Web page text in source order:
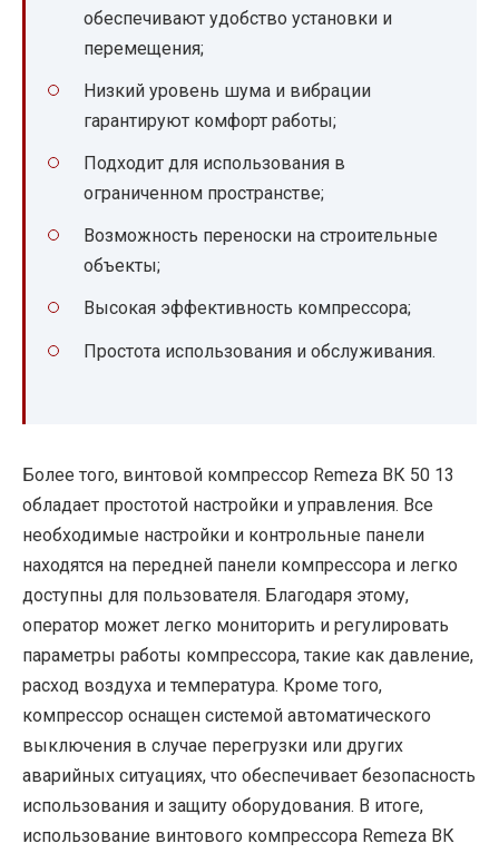
обеспечивают удобство установки и
перемещения;
Низкий уровень шума и вибрации
гарантируют комфорт работы;
Подходит для использования в
ограниченном пространстве;
Возможность переноски на строительные
объекты;
Высокая эффективность компрессора;
Простота использования и обслуживания.
Более того, винтовой компрессор Remeza ВК 50 13
обладает простотой настройки и управления. Все
необходимые настройки и контрольные панели
находятся на передней панели компрессора и легко
доступны для пользователя. Благодаря этому,
оператор может легко мониторить и регулировать
параметры работы компрессора, такие как давление,
расход воздуха и температура. Кроме того,
компрессор оснащен системой автоматического
выключения в случае перегрузки или других
аварийных ситуациях, что обеспечивает безопасность
использования и защиту оборудования. В итоге,
использование винтового компрессора Remeza ВК